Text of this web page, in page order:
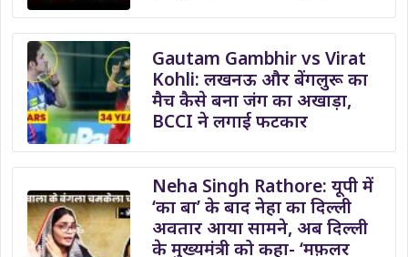
Gautam Gambhir vs Virat
Kohli: लखनऊ और बेंगलुरू का
मैच कैसे बना जंग का अखाड़ा,
BCCI ने लगाई फटकार
Neha Singh Rathore: यूपी में
‘का बा’ के बाद नेहा का दिल्ली
अवतार आया सामने, अब दिल्ली
के मुख्यमंत्री को कहा- ‘मफ़लर